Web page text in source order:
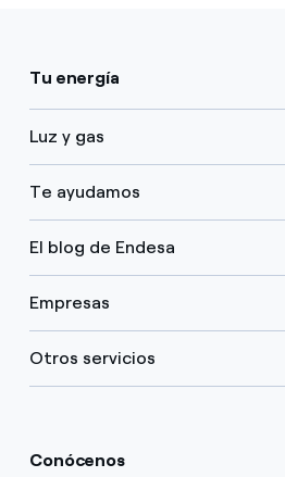
Tu energía
Luz y gas
Te ayudamos
El blog de Endesa
Empresas
Otros servicios
Conócenos